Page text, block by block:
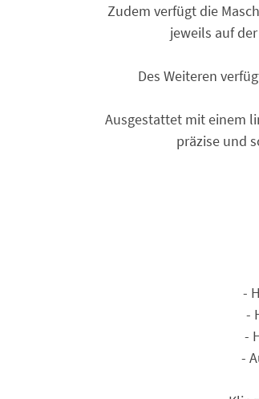
Zudem verfügt die
jeweils auf
Des Weiteren
Ausgestattet mit einem
präzise und
-
-
-
-